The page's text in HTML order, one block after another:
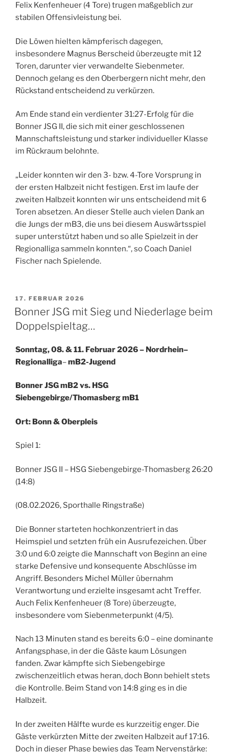
Felix Kenfenheuer (4 Tore) trugen maßgeblich zur
stabilen Offensivleistung bei.
Die Löwen hielten kämpferisch dagegen,
insbesondere Magnus Berscheid überzeugte mit 12
Toren, darunter vier verwandelte Siebenmeter.
Dennoch gelang es den Oberbergern nicht mehr, den
Rückstand entscheidend zu verkürzen.
Am Ende stand ein verdienter 31:27-Erfolg für die
Bonner JSG II, die sich mit einer geschlossenen
Mannschaftsleistung und starker individueller Klasse
im Rückraum belohnte.
„Leider konnten wir den 3- bzw. 4-Tore Vorsprung in
der ersten Halbzeit nicht festigen. Erst im laufe der
zweiten Halbzeit konnten wir uns entscheidend mit 6
Toren absetzen. An dieser Stelle auch vielen Dank an
die Jungs der mB3, die uns bei diesem Auswärtsspiel
super unterstützt haben und so alle Spielzeit in der
Regionalliga sammeln konnten.“, so Coach Daniel
Fischer nach Spielende.
VERÖFFENTLICHT
AM
17. FEBRUAR 2026
Bonner JSG mit Sieg und Niederlage beim
Doppelspieltag…
Sonntag, 08. & 11. Februar 2026 – Nordrhein–
Regionalliga–mB2-Jugend
Bonner JSG mB2 vs. HSG
Siebengebirge/Thomasberg mB1
Ort: Bonn & Oberpleis
Spiel 1:
Bonner JSG II – HSG Siebengebirge-Thomasberg 26:20
(14:8)
(08.02.2026, Sporthalle Ringstraße)
Die Bonner starteten hochkonzentriert in das
Heimspiel und setzten früh ein Ausrufezeichen. Über
3:0 und 6:0 zeigte die Mannschaft von Beginn an eine
starke Defensive und konsequente Abschlüsse im
Angriff. Besonders Michel Müller übernahm
Verantwortung und erzielte insgesamt acht Treffer.
Auch Felix Kenfenheuer (8 Tore) überzeugte,
insbesondere vom Siebenmeterpunkt (4/5).
Nach 13 Minuten stand es bereits 6:0 – eine dominante
Anfangsphase, in der die Gäste kaum Lösungen
fanden. Zwar kämpfte sich Siebengebirge
zwischenzeitlich etwas heran, doch Bonn behielt stets
die Kontrolle. Beim Stand von 14:8 ging es in die
Halbzeit.
In der zweiten Hälfte wurde es kurzzeitig enger. Die
Gäste verkürzten Mitte der zweiten Halbzeit auf 17:16.
Doch in dieser Phase bewies das Team Nervenstärke: